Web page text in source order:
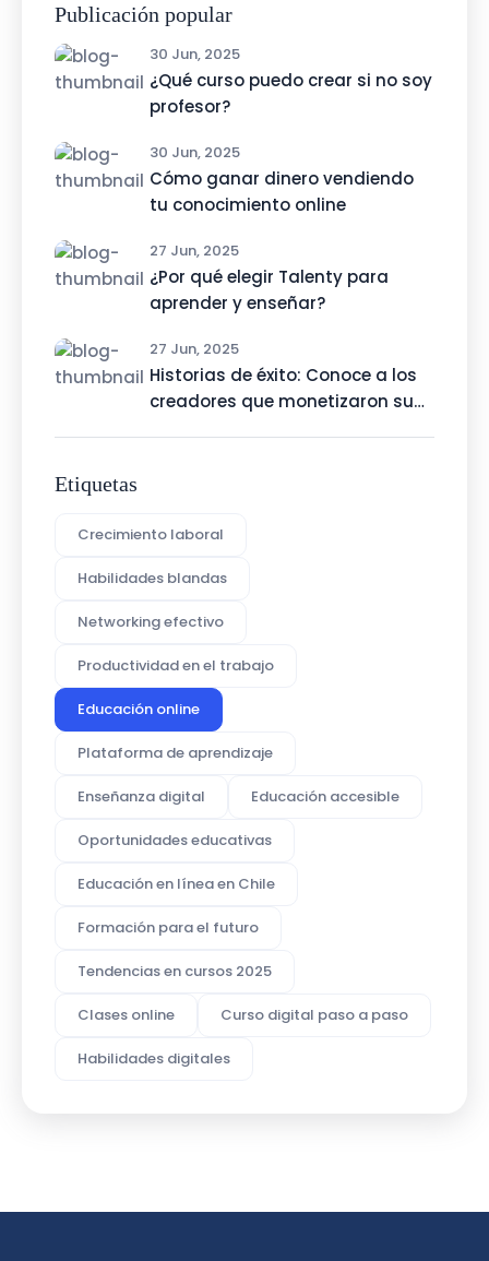
Publicación popular
30 Jun, 2025
¿Qué curso puedo crear si no soy
profesor?
30 Jun, 2025
Cómo ganar dinero vendiendo
tu conocimiento online
27 Jun, 2025
¿Por qué elegir Talenty para
aprender y enseñar?
27 Jun, 2025
Historias de éxito: Conoce a los
creadores que monetizaron su
Etiquetas
Crecimiento laboral
Habilidades blandas
Networking efectivo
Productividad en el trabajo
Educación online
Plataforma de aprendizaje
Enseñanza digital Educación accesible
Oportunidades educativas
Educación en línea en Chile
Formación para el futuro
Tendencias en cursos 2025
Clases online Curso digital paso a paso
Habilidades digitales